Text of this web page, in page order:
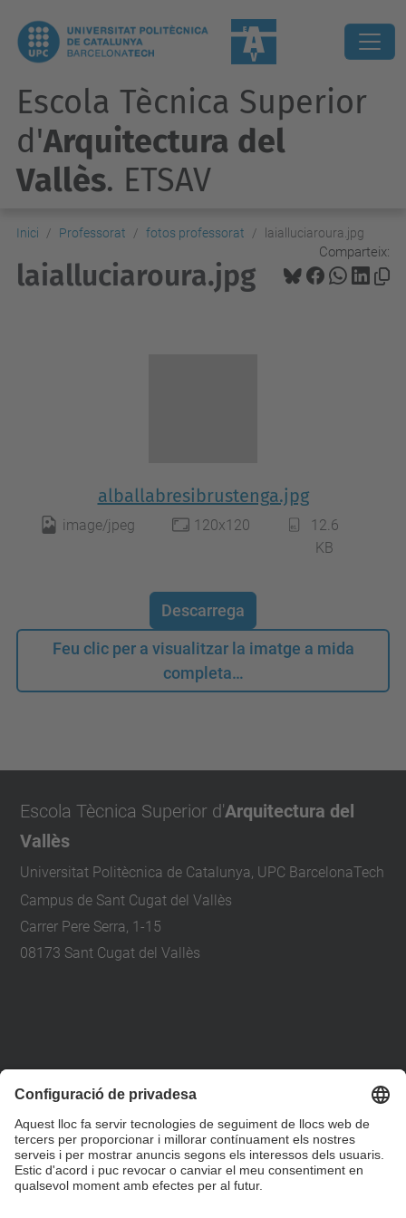
Escola Tècnica Superior
d'Arquitectura del
Vallès. ETSAV
Inici Professorat fotos professorat laialluciaroura.jpg
Comparteix:
laialluciaroura.jpg
alballabresibrustenga.jpg
image/jpeg 120x120
12.6
KB
Descarrega
Feu clic per a visualitzar la imatge a mida
completa…
Escola Tècnica Superior d'Arquitectura del
Vallès
Universitat Politècnica de Catalunya, UPC BarcelonaTech
Campus de Sant Cugat del Vallès
Carrer Pere Serra, 1-15
08173 Sant Cugat del Vallès
etsav@upc.edu
contacte
on som